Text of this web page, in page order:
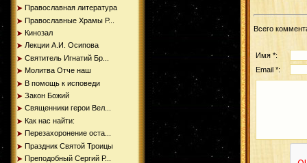
Православная литература
Православные Храмы Р...
Кинозал
Лекции А.И. Осипова
Святитель Игнатий Бр...
Молитва Отче наш
В помощь к исповеди
Закон Божий
Священники герои Вел...
Как нас найти:
Перезахоронение оста...
Праздник Святой Троицы
Преподобный Сергий Р...
Всего
Имя *:
Email *: